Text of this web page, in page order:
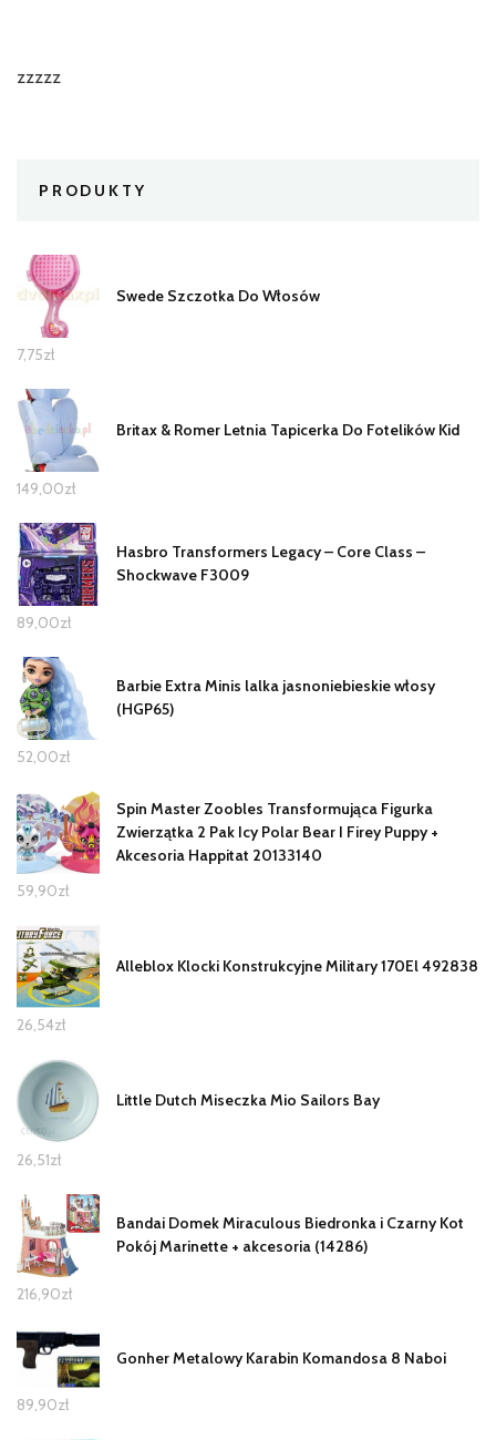
zzzzz
PRODUKTY
Swede Szczotka Do Włosów
7,75zł
Britax & Romer Letnia Tapicerka Do Fotelików Kid
149,00zł
Hasbro Transformers Legacy – Core Class –
Shockwave F3009
89,00zł
Barbie Extra Minis lalka jasnoniebieskie włosy
(HGP65)
52,00zł
Spin Master Zoobles Transformująca Figurka
Zwierzątka 2 Pak Icy Polar Bear I Firey Puppy +
Akcesoria Happitat 20133140
59,90zł
Alleblox Klocki Konstrukcyjne Military 170El 492838
26,54zł
Little Dutch Miseczka Mio Sailors Bay
26,51zł
Bandai Domek Miraculous Biedronka i Czarny Kot
Pokój Marinette + akcesoria (14286)
216,90zł
Gonher Metalowy Karabin Komandosa 8 Naboi
89,90zł